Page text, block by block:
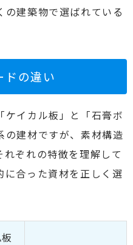
建築物で選ばれている
ドの違い
イカル板」と「石膏ボ
の建材ですが、素材構造
ぞれの特徴を理解して
に合った資材を正しく選